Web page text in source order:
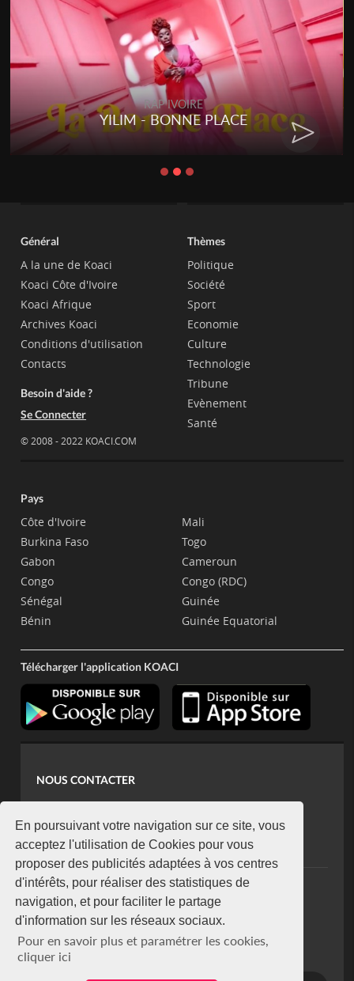
En poursuivant votre navigation sur ce site, vous
acceptez l'utilisation de Cookies pour vous
proposer des publicités adaptées à vos centres
d'intérêts, pour réaliser des statistiques de
navigation, et pour faciliter le partage
d'information sur les réseaux sociaux.
Pour en savoir plus et paramétrer les cookies,
cliquer ici
RAP IVOIRE
YILIM - BONNE PLACE
Général
A la une de Koaci
Koaci Côte d'Ivoire
Koaci Afrique
Archives Koaci
Conditions d'utilisation
Contacts
Besoin d'aide ?
Se Connecter
© 2008 - 2022 KOACI.COM
Thèmes
Politique
Société
Sport
Economie
Culture
Technologie
Tribune
Evènement
Santé
Pays
Côte d'Ivoire
Burkina Faso
Gabon
Congo
Sénégal
Bénin
Mali
Togo
Cameroun
Congo (RDC)
Guinée
Guinée Equatorial
Télécharger l'application KOACI
NOUS CONTACTER
koaci@yahoo.fr
+225 07 08 85 52 93
NEWSLETTER
Restez connecté via notre newsletter
S'abonner
Se désabonner